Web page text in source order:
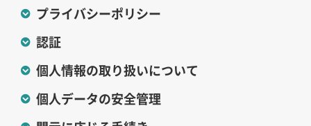
プライバシーポリシー
認証
個人情報の取り扱いについて
個人データの安全管理